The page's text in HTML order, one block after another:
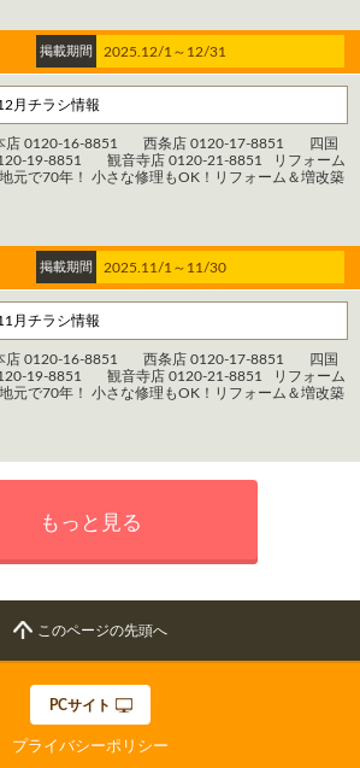
観音寺市、三豊市 当店はお店から車で30分圏内を
アとしています。
のお問い合わせはこちら 【株式会社よしだ リフォ
だ】 ＊＊＊新居浜本店＊＊＊ 住所：愛媛県新居浜市
町1-3-42 電話：0120-16-8851 ＊＊＊西 条 店＊
：愛媛県西条市大町1695番地4 Ｆビル1階 電話：
＊＊＊四国中央店＊＊＊ 住所：愛媛県四国中
：香川県観音寺市村黒町376-2 電話：0120-21-8851
のご相談・お見積りはこちら https://www.reform-
contact/ WEBからの来店予約はこちら
観音寺市、三豊市 当店はお店から車で30分圏内を
アとしています。
掲載期間 2025.12/1～12/31
月チラシ情報
店 0120-16-8851 西条店 0120-17-8851 四国
19-8851 観音寺店 0120-21-8851 リフォーム
元で70年！ 小さな修理もOK！リフォーム＆増改築
のお問い合わせはこちら 【株式会社よしだ リフォ
だ】 ＊＊＊新居浜本店＊＊＊ 住所：愛媛県新居浜市
町1-3-42 電話：0120-16-8851 ＊＊＊西 条 店＊
：愛媛県西条市大町1695番地4 Ｆビル1階 電話：
＊＊＊四国中央店＊＊＊ 住所：愛媛県四国中
：香川県観音寺市村黒町376-2 電話：0120-21-8851
のご相談・お見積りはこちら https://www.reform-
contact/ WEBからの来店予約はこちら
観音寺市、三豊市 当店はお店から車で30分圏内を
としています。
掲載期間 2025.11/1～11/30
月チラシ情報
店 0120-16-8851 西条店 0120-17-8851 四国
19-8851 観音寺店 0120-21-8851 リフォーム
元で70年！ 小さな修理もOK！リフォーム＆増改築
お問い合わせはこちら 【株式会社よしだ リフォ
町1-3-42 電話：0120-16-8851 ＊＊＊西 条 店＊
：愛媛県西条市大町1695番地4 Ｆビル1階 電話：
1196-1 電話：0120-19-8851 ＊＊＊観 音 寺 店＊
yoshida.com/reserve/ システムバス、シ
ームなどお任せください。 新居浜市、西条市、四
としています。
もっと見る
このページの先頭へ
PCサイト
プライバシーポリシー